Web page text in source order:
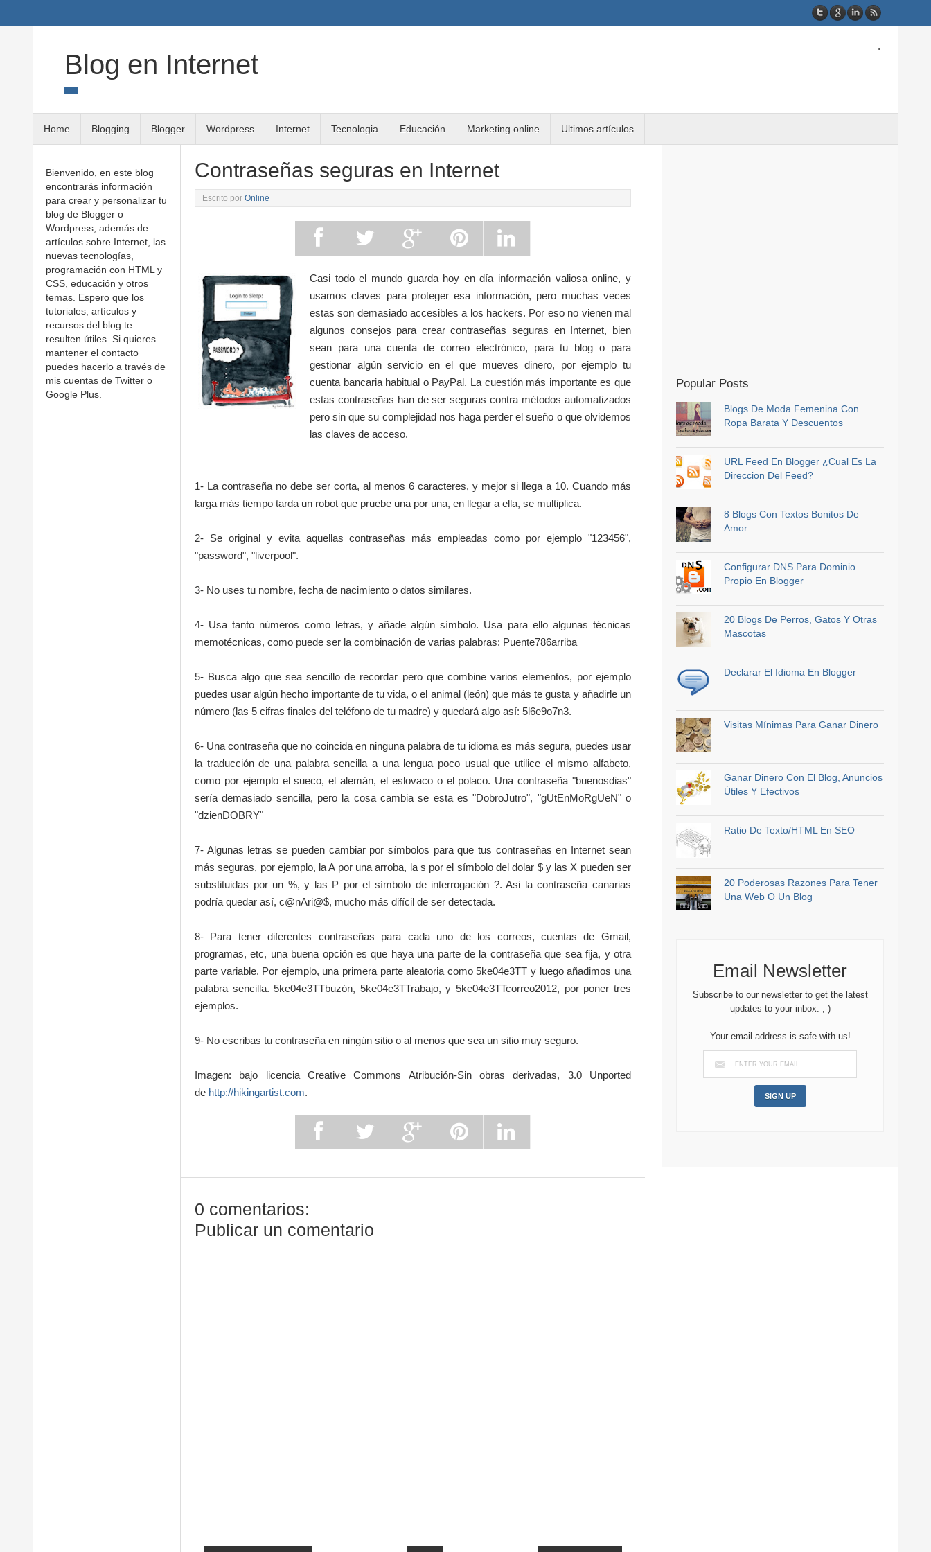
Blog en Internet
.
Home Blogging Blogger Wordpress Internet Tecnologia Educación Marketing online Ultimos artículos
Contraseñas seguras en Internet
Escrito porOnline
Casi todo el mundo guarda hoy en día información valiosa online, y
usamos claves para proteger esa información, pero muchas veces
estas son demasiado accesibles a los hackers. Por eso no vienen mal
algunos consejos para crear contraseñas seguras en Internet, bien
sean para una cuenta de correo electrónico, para tu blog o para
gestionar algún servicio en el que mueves dinero, por ejemplo tu
cuenta bancaria habitual o PayPal. La cuestión más importante es que
estas contraseñas han de ser seguras contra métodos automatizados
pero sin que su complejidad nos haga perder el sueño o que olvidemos
las claves de acceso.
1- La contraseña no debe ser corta, al menos 6 caracteres, y mejor si llega a 10. Cuando más
larga más tiempo tarda un robot que pruebe una por una, en llegar a ella, se multiplica.
2- Se original y evita aquellas contraseñas más empleadas como por ejemplo "123456",
"password", "liverpool".
3- No uses tu nombre, fecha de nacimiento o datos similares.
4- Usa tanto números como letras, y añade algún símbolo. Usa para ello algunas técnicas
memotécnicas, como puede ser la combinación de varias palabras: Puente786arriba
5- Busca algo que sea sencillo de recordar pero que combine varios elementos, por ejemplo
puedes usar algún hecho importante de tu vida, o el animal (león) que más te gusta y añadirle un
número (las 5 cifras finales del teléfono de tu madre) y quedará algo así: 5l6e9o7n3.
6- Una contraseña que no coincida en ninguna palabra de tu idioma es más segura, puedes usar
la traducción de una palabra sencilla a una lengua poco usual que utilice el mismo alfabeto,
como por ejemplo el sueco, el alemán, el eslovaco o el polaco. Una contraseña "buenosdias"
sería demasiado sencilla, pero la cosa cambia se esta es "DobroJutro", "gUtEnMoRgUeN" o
"dzienDOBRY"
7- Algunas letras se pueden cambiar por símbolos para que tus contraseñas en Internet sean
más seguras, por ejemplo, la A por una arroba, la s por el símbolo del dolar $ y las X pueden ser
substituidas por un %, y las P por el símbolo de interrogación ?. Asi la contraseña canarias
podría quedar así, c@nAri@$, mucho más difícil de ser detectada.
8- Para tener diferentes contraseñas para cada uno de los correos, cuentas de Gmail,
programas, etc, una buena opción es que haya una parte de la contraseña que sea fija, y otra
parte variable. Por ejemplo, una primera parte aleatoria como 5ke04e3TT y luego añadimos una
palabra sencilla. 5ke04e3TTbuzón, 5ke04e3TTrabajo, y 5ke04e3TTcorreo2012, por poner tres
ejemplos.
9- No escribas tu contraseña en ningún sitio o al menos que sea un sitio muy seguro.
Imagen: bajo licencia Creative Commons Atribución-Sin obras derivadas, 3.0 Unported
de http://hikingartist.com.
0 comentarios:
Publicar un comentario
Bienvenido, en este blog
encontrarás información
para crear y personalizar tu
blog de Blogger o
Wordpress, además de
artículos sobre Internet, las
nuevas tecnologías,
programación con HTML y
CSS, educación y otros
temas. Espero que los
tutoriales, artículos y
recursos del blog te
resulten útiles. Si quieres
mantener el contacto
puedes hacerlo a través de
mis cuentas de Twitter o
Google Plus.
Popular Posts
Blogs De Moda Femenina Con
Ropa Barata Y Descuentos
URL Feed En Blogger ¿Cual Es La
Direccion Del Feed?
8 Blogs Con Textos Bonitos De
Amor
Configurar DNS Para Dominio
Propio En Blogger
20 Blogs De Perros, Gatos Y Otras
Mascotas
Declarar El Idioma En Blogger
Visitas Mínimas Para Ganar Dinero
Ganar Dinero Con El Blog, Anuncios
Útiles Y Efectivos
Ratio De Texto/HTML En SEO
20 Poderosas Razones Para Tener
Una Web O Un Blog
Email Newsletter
Subscribe to our newsletter to get the latest
updates to your inbox. ;-)
Your email address is safe with us!